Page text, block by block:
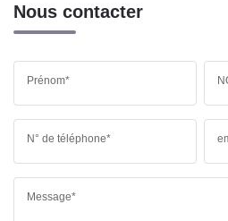
Nous contacter
Prénom*
N° de téléphone*
Message*